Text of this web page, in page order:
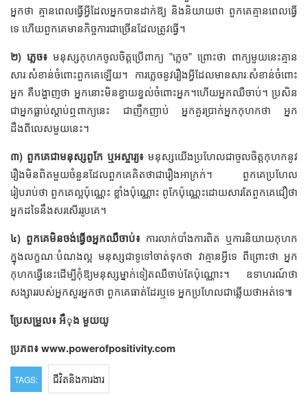
អ្នកថា គ្មានពេលធ្វើអ្វីដែលអ្នកបានដាក់ឱ្យ និងនិយាយថា ពួកគេគ្មានពេលធ្វើ
ទេ ហើយពួកគេមានកិច្ចការជាច្រើនដែលត្រូវធ្វើ។
២) ភ្លេច៖ មនុស្សកុហកចូលចិត្តប្រើពាក្យ "ភ្លេច" ព្រោះថា ពាក្យមួយនេះគ្មាន
សារៈសំខាន់ចំពោះពួកគេឡើយ។ ការភ្លេចនូវរឿងអ្វីដែលមានសារៈសំខាន់ចំពោះ
អ្នក គឺបង្ហាញថា អ្នកនោះមិនខ្វាយខ្វល់ចំពោះអ្នក។ហើយអ្នកឈឺចាប់។ ប្រសិន
ជាអ្នកធ្លាប់ស្តាប់ឮពាក្យនេះ ជាញឹកញាប់ អ្នកគួរប្រាក់អ្នកកុហកថា អ្នក
ដឹងពីលេសមួយនេះ។
៣) ពួកគេជាមនុស្សពូកែ ឬអស្ចារ្យ៖ មនុស្សយើងប្រហែលជាចូលចិត្តកុហកនូវ
រឿងមិនពិតមួយចំនួនដែលពួកគេគិតថាជារឿងអាក្រក់។ ពួកគេប្រហែល
រៀបរាប់ថា ពួកគេល្អប៉ុណ្ណេះ ខ្លាំងប៉ុណ្ណោះ ពូកែប៉ុណ្ណេះដោយសារតែពួកគេជឿថា
អ្នកដទៃនឹងសរសើររូបគេ។
៤) ពួកគេមិនចង់ធ្វើឲអ្នកឈឺចាប់៖ ការលាក់បាំងការពិត ឬការនិយាយកុហក
ក្នុងលក្ខណៈបំណងល្អ មនុស្សជាទូទៅចាត់ទុកថា វាគ្មានអ្វីទេ ពីព្រោះថា អ្នក
កុហកធ្វើនេះដើម្បីកុំឱ្យមនុស្សម្នាក់ទៀតឈឺចាប់តែប៉ុណ្ណោះ។ ឧទាហរណ៍ថា
សង្សាររបស់អ្នកសួរអ្នកថា ពួកគេធាត់ដែរឬទេ អ្នកប្រហែលជាឆ្លើយថាអត់ទេ៕
ប្រែសម្រួល៖ អឹុង មួយយូ
ប្រភព៖ www.powerofpositivity.com
TAGS: ជីវិតនិងការងារ